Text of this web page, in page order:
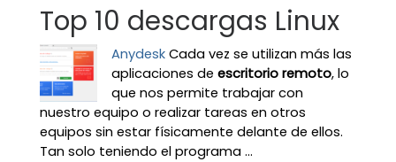
Top 10 descargas Linux
Anydesk Cada vez se utilizan más las
aplicaciones de escritorio remoto, lo
que nos permite trabajar con
nuestro equipo o realizar tareas en otros
equipos sin estar físicamente delante de ellos.
Tan solo teniendo el programa ...